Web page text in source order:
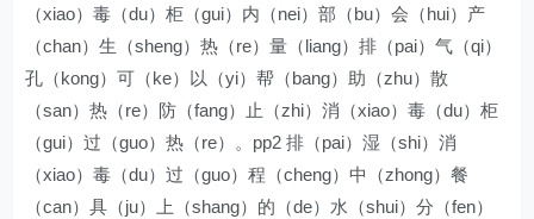
（xiao）毒（du）柜（gui）内（nei）部（bu）会（hui）产
（chan）生（sheng）热（re）量（liang）排（pai）气（qi）
孔（kong）可（ke）以（yi）帮（bang）助（zhu）散
（san）热（re）防（fang）止（zhi）消（xiao）毒（du）柜
（gui）过（guo）热（re）。pp2 排（pai）湿（shi）消
（xiao）毒（du）过（guo）程（cheng）中（zhong）餐
（can）具（ju）上（shang）的（de）水（shui）分（fen）